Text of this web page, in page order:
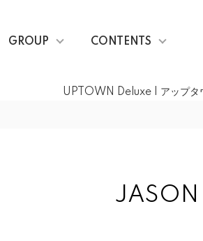
UPTOWN Deluxe | アップタ
GROUP CONTENTS
JASON